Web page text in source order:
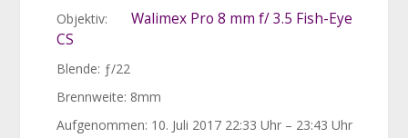
Objektiv:
Walimex Pro 8 mm f/ 3.5 Fish-Eye
CS
Blende: ƒ/22
Brennweite: 8mm
Aufgenommen: 10. Juli 2017 22:33 Uhr – 23:43 Uhr